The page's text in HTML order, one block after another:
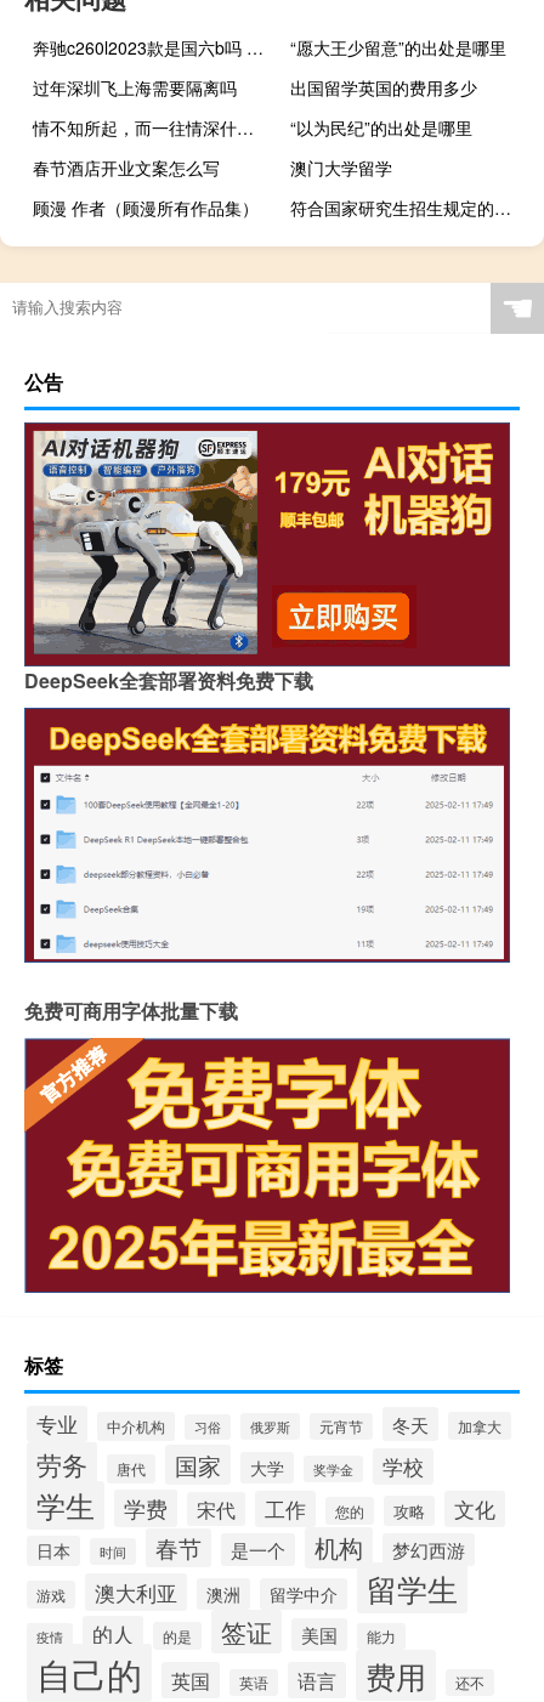
奔驰c260l2023款是国六b吗 奔驰c260l新车2023款
“愿大王少留意”的出处是哪里
过年深圳飞上海需要隔离吗
出国留学英国的费用多少
情不知所起，而一往情深什么意思
“以为民纪”的出处是哪里
春节酒店开业文案怎么写
澳门大学留学
顾漫 作者（顾漫所有作品集）
符合国家研究生招生规定的在职研究生取消说法是什么
☚
公告
DeepSeek全套部署资料免费下载
免费可商用字体批量下载
标签
专业 中介机构 习俗 俄罗斯 元宵节 冬天 加拿大
劳务 唐代 国家 大学 奖学金 学校
学生 学费 宋代 工作 您的 攻略 文化
日本 时间 春节 是一个 机构 梦幻西游
游戏 澳大利亚 澳洲 留学中介 留学生
疫情 的人 的是 签证 美国 能力
自己的 英国 英语 语言 费用 还不